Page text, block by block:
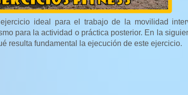
ideal para el trabajo de la movilidad
para la actividad o práctica posterior. En la
resulta fundamental la ejecución de este ejercicio.